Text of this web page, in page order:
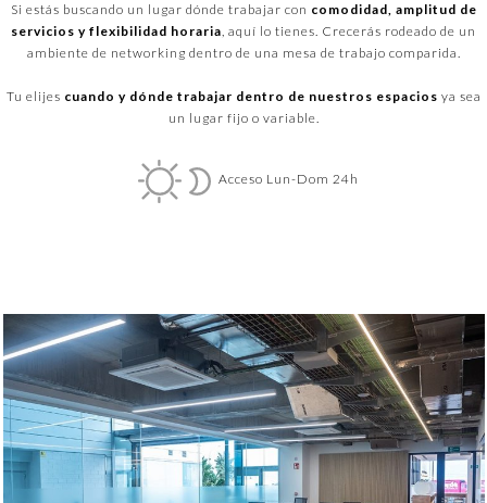
Si estás buscando un lugar dónde trabajar con comodidad, amplitud de
servicios y flexibilidad horaria, aquí lo tienes. Crecerás rodeado de un
ambiente de networking dentro de una mesa de trabajo comparida.
Tu elijes cuando y dónde trabajar dentro de nuestros espacios ya sea
un lugar fijo o variable.
Acceso Lun-Dom 24h